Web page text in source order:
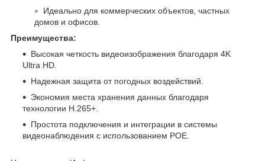
Идеально для коммерческих объектов, частных
домов и офисов.
Преимущества:
Высокая четкость видеоизображения благодаря 4K
Ultra HD.
Надежная защита от погодных воздействий.
Экономия места хранения данных благодаря
технологии H.265+.
Простота подключения и интеграции в системы
видеонаблюдения с использованием POE.